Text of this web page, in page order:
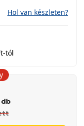
Hol van készleten?
tól